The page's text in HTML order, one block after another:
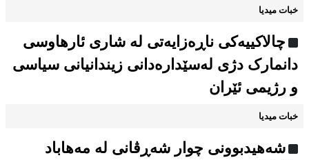
خبات میدیا
چالاکییەکی ناڕەزایەتی لە شاری ئارهاوسی
دانمارک دژی لەسێدارەدانی زیندانیانی سیاسی
و رژیمی ئێران
خبات میدیا
شەهیدبوونی چوار شەڕڤانی لە مەهاباد